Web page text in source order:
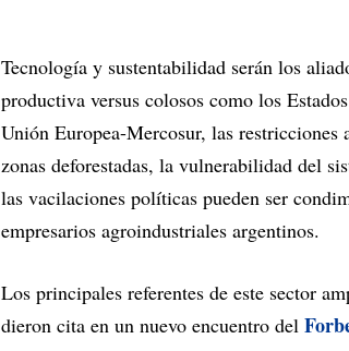
Tecnología y sustentabilidad serán los
productiva versus colosos como los
Unión Europea-Mercosur, las
zonas deforestadas, la vulnerabilidad del
las vacilaciones políticas pueden ser
empresarios agroindustriales argentinos.
Los principales referentes de este sector
dieron cita en un nuevo encuentro del